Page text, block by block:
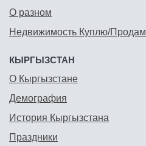
О разном
Недвижимость Куплю/Продам
КЫРГЫЗСТАН
О Кыргызстане
Демография
История Кыргызстана
Праздники